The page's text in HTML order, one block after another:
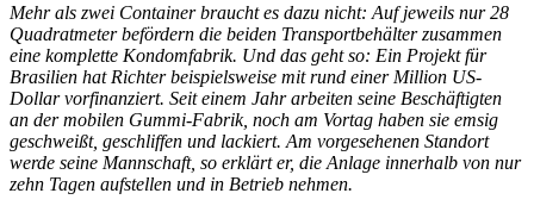
Mehr als zwei Container braucht es dazu nicht: Auf jeweils nur 28
Quadratmeter befördern die beiden Transportbehälter zusammen
eine komplette Kondomfabrik. Und das geht so: Ein Projekt für
Brasilien hat Richter beispielsweise mit rund einer Million US-
Dollar vorfinanziert. Seit einem Jahr arbeiten seine Beschäftigten
an der mobilen Gummi-Fabrik, noch am Vortag haben sie emsig
geschweißt, geschliffen und lackiert. Am vorgesehenen Standort
werde seine Mannschaft, so erklärt er, die Anlage innerhalb von nur
zehn Tagen aufstellen und in Betrieb nehmen.